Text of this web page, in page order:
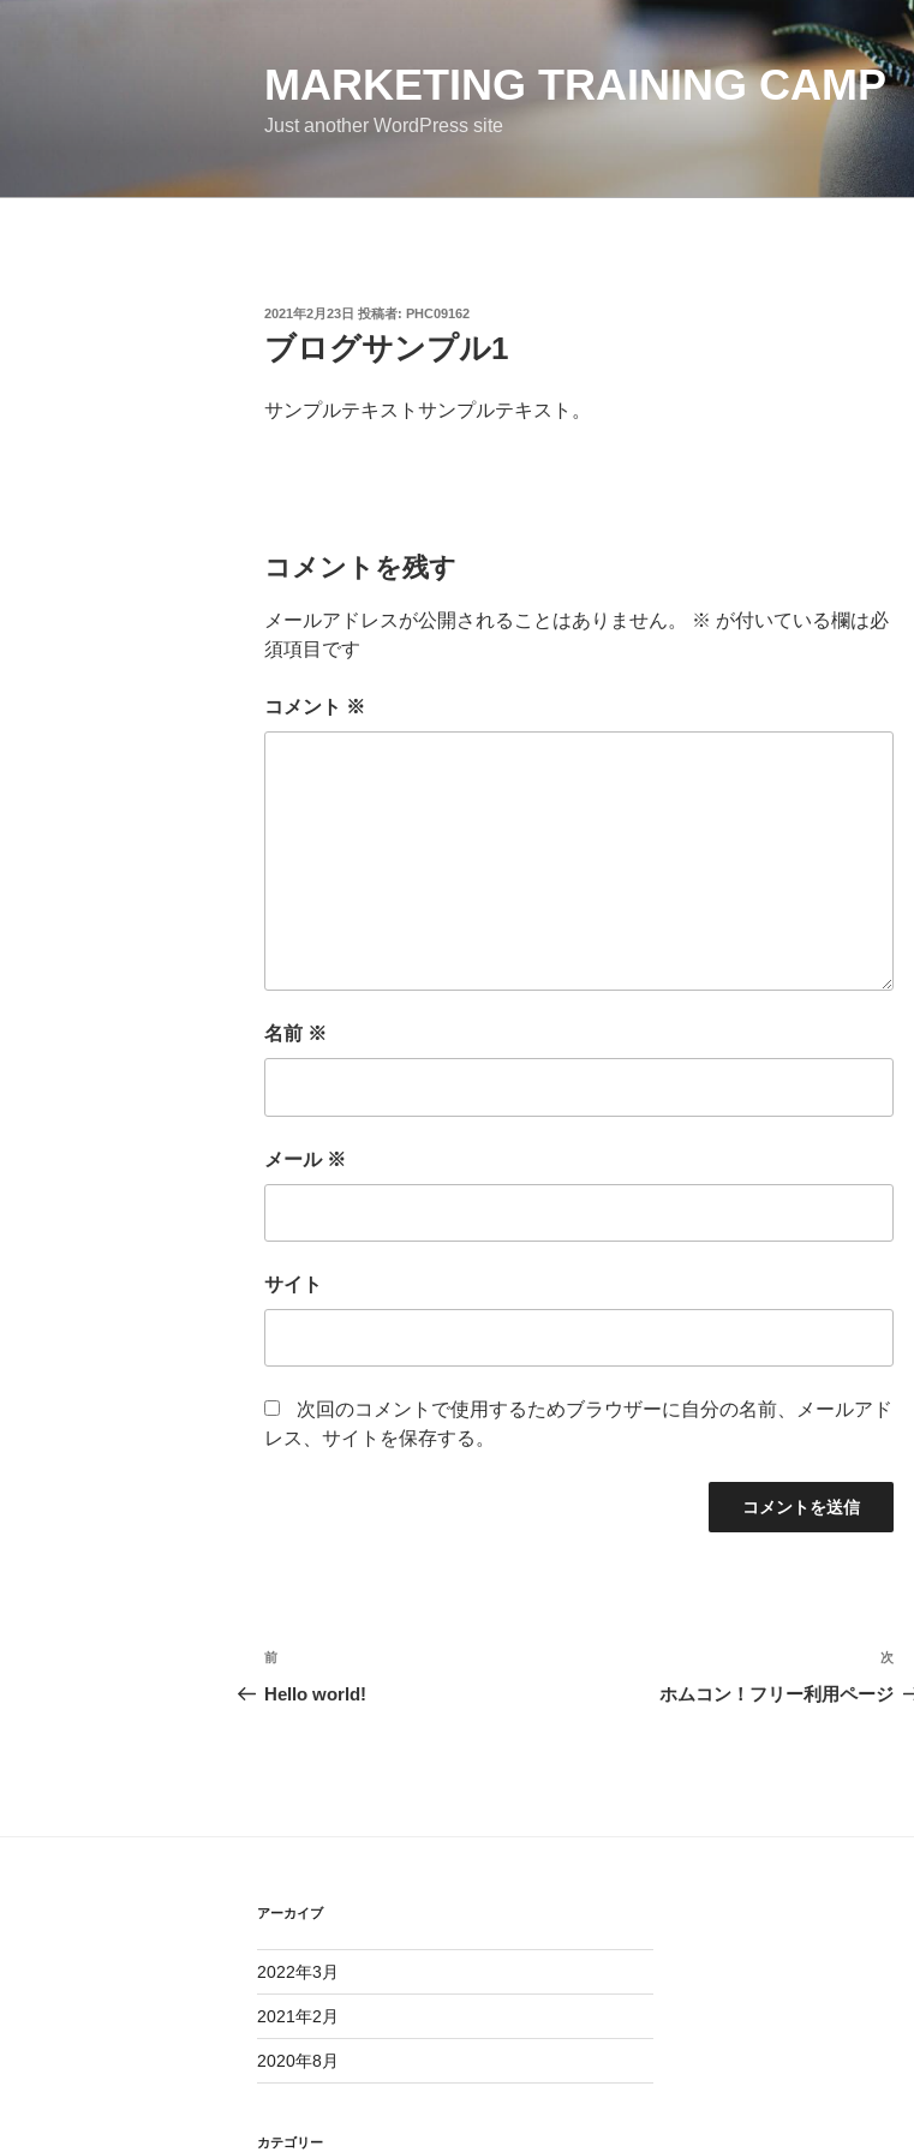
MARKETING TRAINING CAMP
Just another WordPress site
投
日:
2021年2月23日 投稿者: PHC09162
ブログサンプル1
サンプルテキストサンプルテキスト。
コメントを残す
メールアドレスが公開されることはありません。 ※ が付いている欄は必
須項目です
コメント ※
名前 ※
メール ※
サイト
次回のコメントで使用するためブラウザーに自分の名前、メールアド
レス、サイトを保存する。
投
稿
シ
ョ
ン
過
去
前
Hello world!
次
の
次
ホムコン！フリー利用ページ
アーカイブ
2022年3月
2021年2月
2020年8月
カテゴリー